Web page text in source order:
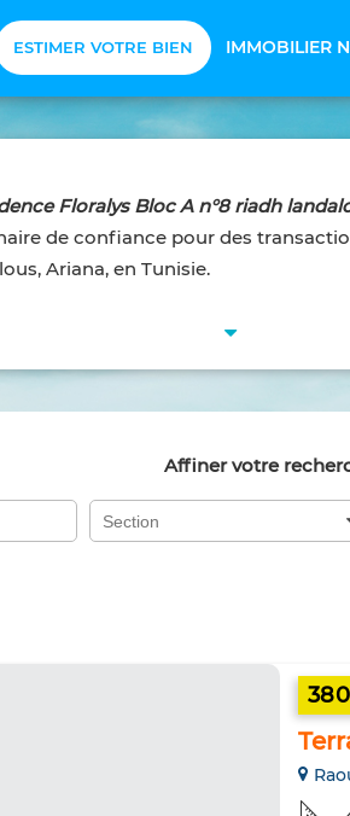
ESTIMER VOTRE BIEN IMMOBILIER
Floralys Bloc A n°8 riadh
de confiance pour des
Ariana, en Tunisie.
Affiner votre